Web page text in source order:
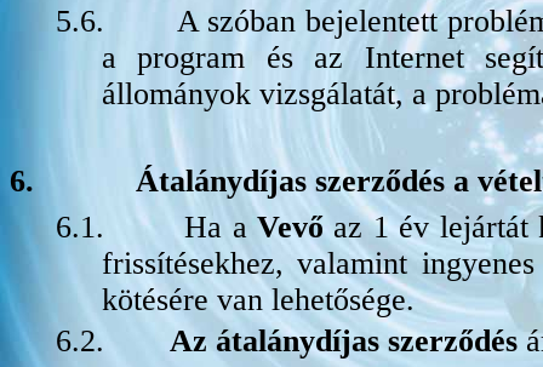
5.6.
A szóban bejelentett
a program és az Internet
állományok vizsgálatát, a
6.
Átalánydíjas szerződés a
6.1.
Ha aVevő az 1 év lejártát
frissítésekhez, valamint
kötésére van lehetősége.
6.2.
Az átalánydíjas szerződés